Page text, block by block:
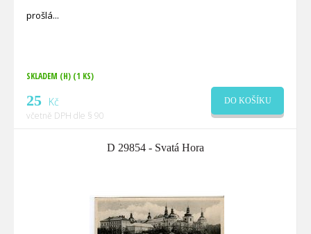
prošlá
SKLADEM (H) (1 KS)
25 Kč
včetně DPH dle § 90
DO KOŠÍKU
D 29854 - Svatá Hora